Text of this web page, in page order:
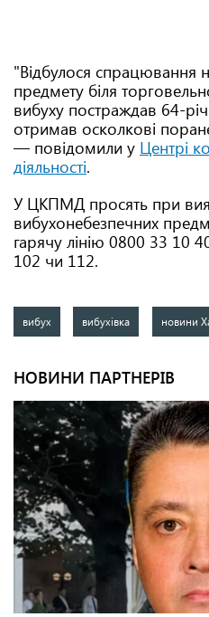
"Відбулося спрацювання
предмету біля
вибуху постраждав 64-
отримав осколкові
— повідомили у Центрі
діяльності.
У ЦКПМД просять при
вибухонебезпечних
гарячу лінію 0800 33 10
102 чи 112.
вибух вибухівка новини